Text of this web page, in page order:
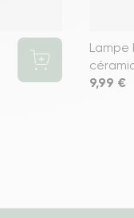
Lampe
Prix
9,99 €